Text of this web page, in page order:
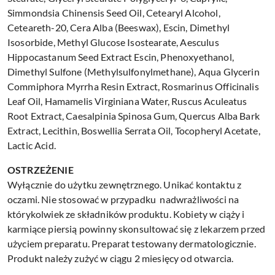
Simmondsia Chinensis Seed Oil, Cetearyl Alcohol,
Ceteareth-20, Cera Alba (Beeswax), Escin, Dimethyl
Isosorbide, Methyl Glucose Isostearate, Aesculus
Hippocastanum Seed Extract Escin, Phenoxyethanol,
Dimethyl Sulfone (Methylsulfonylmethane), Aqua Glycerin
Commiphora Myrrha Resin Extract, Rosmarinus Officinalis
Leaf Oil, Hamamelis Virginiana Water, Ruscus Aculeatus
Root Extract, Caesalpinia Spinosa Gum, Quercus Alba Bark
Extract, Lecithin, Boswellia Serrata Oil, Tocopheryl Acetate,
Lactic Acid.
OSTRZEŻENIE
Wyłącznie do użytku zewnętrznego. Unikać kontaktu z
oczami. Nie stosować w przypadku nadwrażliwości na
którykolwiek ze składników produktu. Kobiety w ciąży i
karmiące piersią powinny skonsultować się z lekarzem przed
użyciem preparatu. Preparat testowany dermatologicznie.
Produkt należy zużyć w ciągu 2 miesięcy od otwarcia.